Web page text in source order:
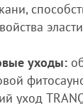
уходы:
уход